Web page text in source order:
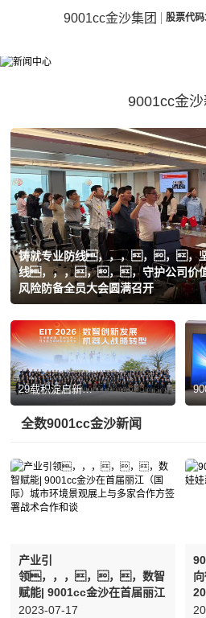
9001cc金沙集团
沙
集
团
股票代
9001cc金沙
铸就专业防线，，，，，，
线，，，，，，守护公司价
风险防备全员大会圆满召开
29载积淀启新
程，，，，，，拥抱人
机共生新航向—9001cc金沙集
用
全数9001cc金沙新闻
产业引
领，，，，，，数智
赋能| 9001cc金沙在首届丽江
（国际）城市环境景观展上与
2023-07-17